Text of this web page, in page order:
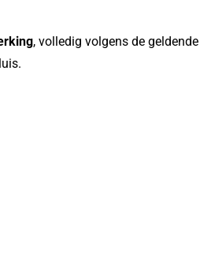
, volledig volgens de